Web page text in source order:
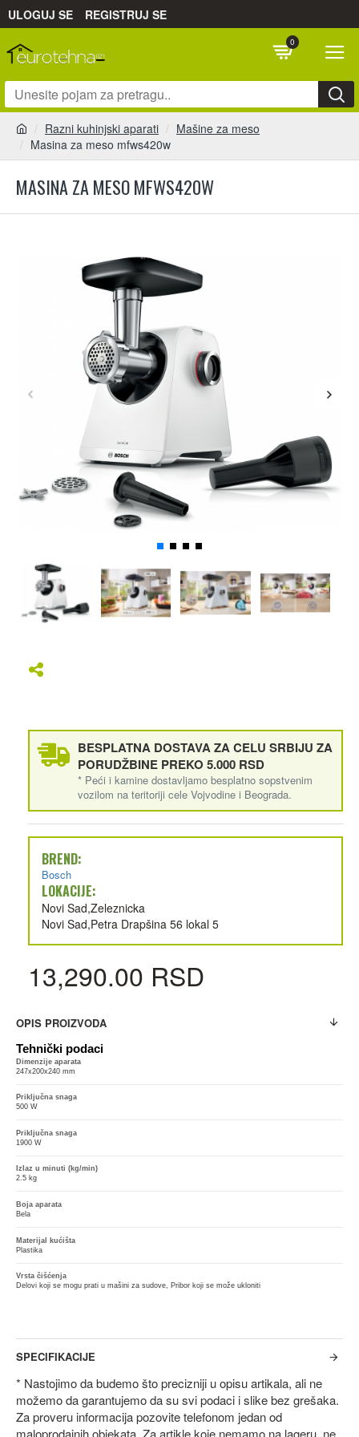
ULOGUJ SE REGISTRUJ SE
0
Razni kuhinjski aparati
Mašine za meso
Masina za meso mfws420w
MASINA ZA MESO MFWS420W
BESPLATNA DOSTAVA ZA CELU SRBIJU ZA
PORUDŽBINE PREKO 5.000 RSD
* Peći i kamine dostavljamo besplatno sopstvenim
vozilom na teritoriji cele Vojvodine i Beograda.
BREND:
Bosch
LOKACIJE:
Novi Sad,Zeleznicka
Novi Sad,Petra Drapšina 56 lokal 5
13,290.00 RSD
OPIS PROIZVODA
Tehnički podaci
Dimenzije aparata
247x200x240 mm
Priključna snaga
500 W
Priključna snaga
1900 W
Izlaz u minuti (kg/min)
2.5 kg
Boja aparata
Bela
Materijal kućišta
Plastika
Vrsta čišćenja
Delovi koji se mogu prati u mašini za sudove, Pribor koji se može ukloniti
SPECIFIKACIJE
* Nastojimo da budemo što precizniji u opisu artikala, ali ne
možemo da garantujemo da su svi podaci i slike bez grešaka.
Za proveru informacija pozovite telefonom jedan od
maloprodajnih objekata. Za artikle koje nemamo na lageru, ne